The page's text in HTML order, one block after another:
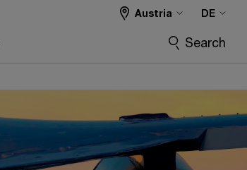
Austria DE
Search